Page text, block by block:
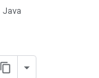
Java